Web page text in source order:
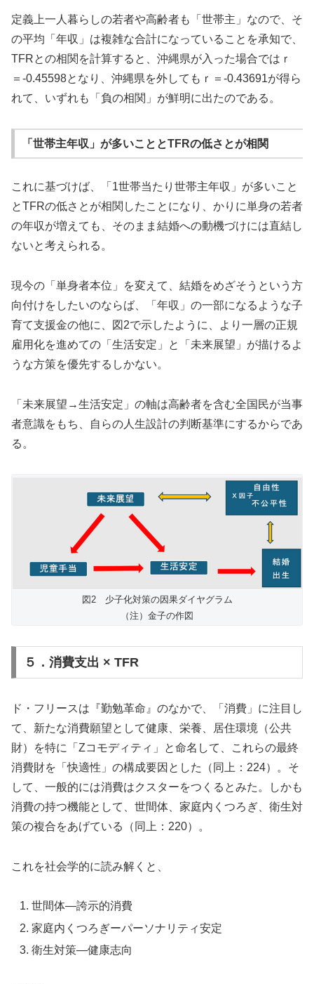
定義上一人暮らしの若者や高齢者も「世帯主」なので、そ
の平均「年収」は複雑な合計になっていることを承知で、
TFRとの相関を計算すると、沖縄県が入った場合ではｒ
＝-0.45598となり、沖縄県を外してもｒ＝-0.43691が得ら
れて、いずれも「負の相関」が鮮明に出たのである。
「世帯主年収」が多いこととTFRの低さとが相関
これに基づけば、「1世帯当たり世帯主年収」が多いこと
とTFRの低さとが相関したことになり、かりに単身の若者
の年収が増えても、そのまま結婚への動機づけには直結し
ないと考えられる。
現今の「単身者本位」を変えて、結婚をめざそうという方
向付けをしたいのならば、「年収」の一部になるような子
育て支援金の他に、図2で示したように、より一層の正規
雇用化を進めての「生活安定」と「未来展望」が描けるよ
うな方策を優先するしかない。
「未来展望→生活安定」の軸は高齢者を含む全国民が当事
者意識をもち、自らの人生設計の判断基準にするからであ
る。
図2 少子化対策の因果ダイヤグラム
（注）金子の作図
５．消費支出 × TFR
ド・フリースは『勤勉革命』のなかで、「消費」に注目し
て、新たな消費願望として健康、栄養、居住環境（公共
財）を特に「Zコモディティ」と命名して、これらの最終
消費財を「快適性」の構成要因とした（同上：224）。そ
して、一般的には消費はクスターをつくるとみた。しかも
消費の持つ機能として、世間体、家庭内くつろぎ、衛生対
策の複合をあげている（同上：220）。
これを社会学的に読み解くと、
世間体―誇示的消費
家庭内くつろぎーパーソナリティ安定
衛生対策―健康志向